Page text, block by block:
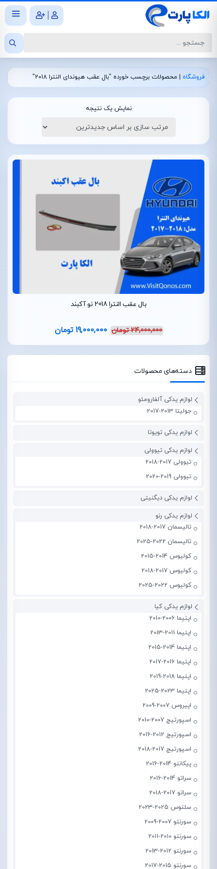
|
فروشگاه | محصولات برچسب خورده "بال عقب هیوندای النترا 2018"
نمایش یک نتیجه
بال عقب النترا 2018 نو آکبند
24,000,000 تومان 19,000,000 تومان
دسته‌های محصولات
لوازم یدکی آلفارومئو
جولیتا 2013-2017
لوازم یدکی تویوتا
لوازم یدکی تیوولی
تیوولی 2017-2018
تیوولی 2019-2020
لوازم یدکی دیگنیتی
لوازم یدکی رنو
تالیسمان 2017-2018
تالیسمان 2022-2025
کولیوس 2014-2015
کولیوس 2017-2018
کولیوس 2022-2025
لوازم یدکی کیا
اپتیما 2006-2010
اپتیما 2011-2013
اپتیما 2014-2015
اپتیما 2016-2017
اپتیما 2018-2019
اپتیما 2023-2025
اپیروس 2007-2009
اسپورتیج 2007-2010
اسپورتیج 2012-2016
اسپورتیج 2017-2018
پیکانتو 2014-2016
سراتو 2014-2016
سراتو 2017-2018
سلتوس 2025-2023
سورنتو 2007-2009
سورنتو 2010-2011
سورنتو 2012-2013
سورنتو 2015-2017